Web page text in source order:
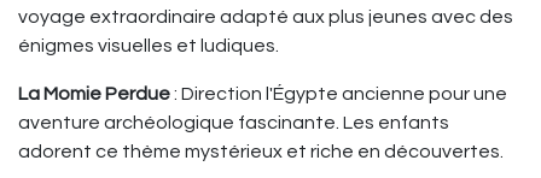
voyage extraordinaire adapté aux plus jeunes avec des
énigmes visuelles et ludiques.
La Momie Perdue: Direction l'Égypte ancienne pour une
aventure archéologique fascinante. Les enfants
adorent ce thème mystérieux et riche en découvertes.